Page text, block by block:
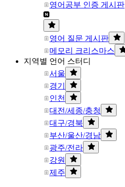
영어공부 인증 게시판
영어 질문 게시판
메모리 크리스마스
지역별 언어 스터디
서울
경기
인천
대전/세종/충청
대구/경북
부산/울산/경남
광주/전라
강원
제주